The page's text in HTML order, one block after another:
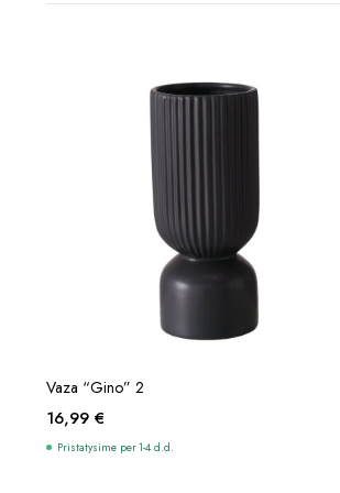
Vaza “Gino” 2
16,99 €
Pristatysime per 1-4 d.d.